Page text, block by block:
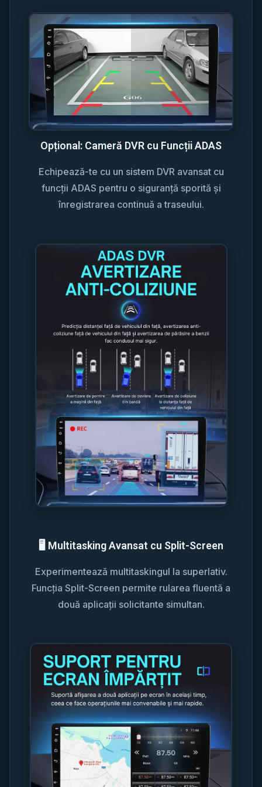
Opțional: Cameră DVR cu Funcții ADAS
Echipează-te cu un sistem DVR avansat cu
funcții ADAS pentru o siguranță sporită și
înregistrarea continuă a traseului.
🖥️ Multitasking Avansat cu Split-Screen
Experimentează multitaskingul la superlativ.
Funcția Split-Screen permite rularea fluentă a
două aplicații solicitante simultan.